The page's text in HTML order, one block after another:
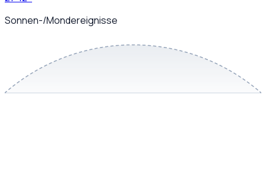
Sonnen-/Mondereignisse